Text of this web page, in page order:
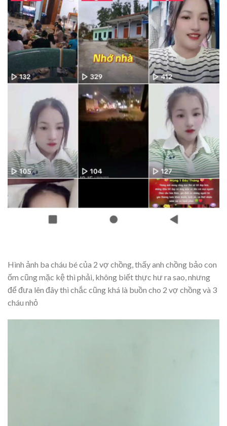
Hình ảnh ba cháu bé của 2 vợ chồng, thấy anh chồng bảo con
ốm cũng mặc kệ thì phải, không biết thực hư ra sao, nhưng
để đưa lên đây thì chắc cũng khá là buồn cho 2 vợ chồng và 3
cháu nhỏ